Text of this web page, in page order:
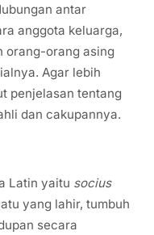
antar
anggota keluarga,
orang-orang asing
Agar lebih
penjelasan tentang
dan cakupannya.
Latin yaitu socius
yang lahir, tumbuh
secara